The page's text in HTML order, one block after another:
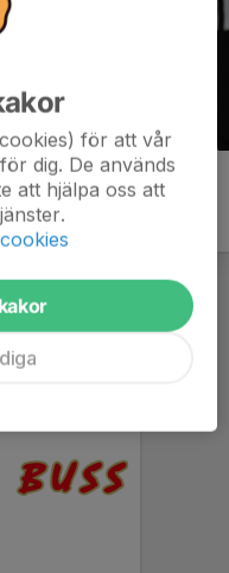
för att vår
dig. De används
att hjälpa oss att